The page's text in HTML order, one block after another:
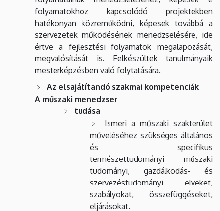
folyamatokhoz kapcsolódó projektekben
hatékonyan közreműködni, képesek továbbá a
szervezetek működésének menedzselésére, ide
értve a fejlesztési folyamatok megalapozását,
megvalósítását is. Felkészültek tanulmányaik
mesterképzésben való folytatására.
Az elsajátítandó szakmai kompetenciák
A műszaki menedzser
tudása
Ismeri a műszaki szakterület
műveléséhez szükséges általános
és specifikus
természettudományi, műszaki
tudományi, gazdálkodás- és
szervezéstudományi elveket,
szabályokat, összefüggéseket,
eljárásokat.